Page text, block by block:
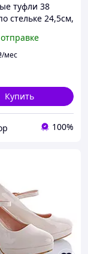
туфли 38
стельке 24,5см,
/мес
Купить
100%